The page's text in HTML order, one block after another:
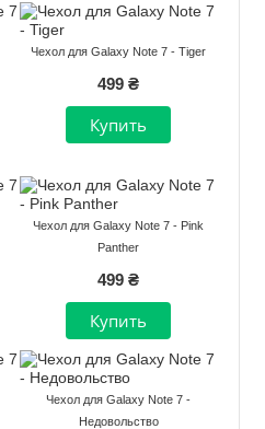
Чехол для Galaxy Note 7 - Tiger
499 ₴
Чехол для Galaxy Note 7 - Pink
Panther
499 ₴
Чехол для Galaxy Note 7 -
Недовольство